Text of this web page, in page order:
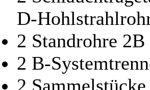
D-
2 Standrohre
2 B-
2